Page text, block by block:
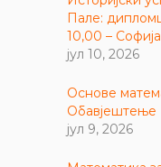
Пале:
10,00 –
јул 10, 2026
Основе
Обавјештење
јул 9, 2026